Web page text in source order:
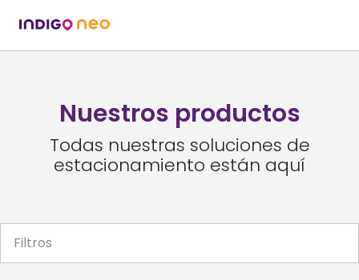
Nuestros productos
Todas nuestras soluciones de
estacionamiento están aquí
Filtros